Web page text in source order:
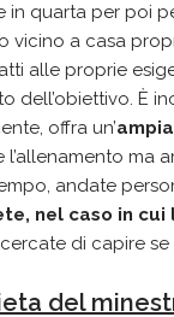
in quarta per poi
vicino a casa
alle proprie
dell’obiettivo. È
offra un’
l’allenamento ma
andate
nel caso in
di capire
del